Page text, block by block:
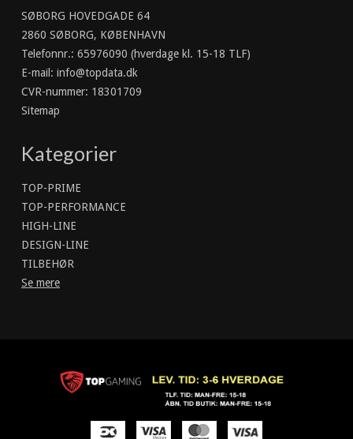
SØBORG HOVEDGADE 64
2860 SØBORG, KØBENHAVN
Telefonnr.: 65976090 (hverdage kl. 15-18 TLF)
E-mail : info@topdata.dk
CVR-nummer: 18301709
Sitemap
Kategorier
TOP-PRIME
TOP-PERFORMANCE
HIGH-LINE
DESIGN-LINE
TILBEHØR
Se mere